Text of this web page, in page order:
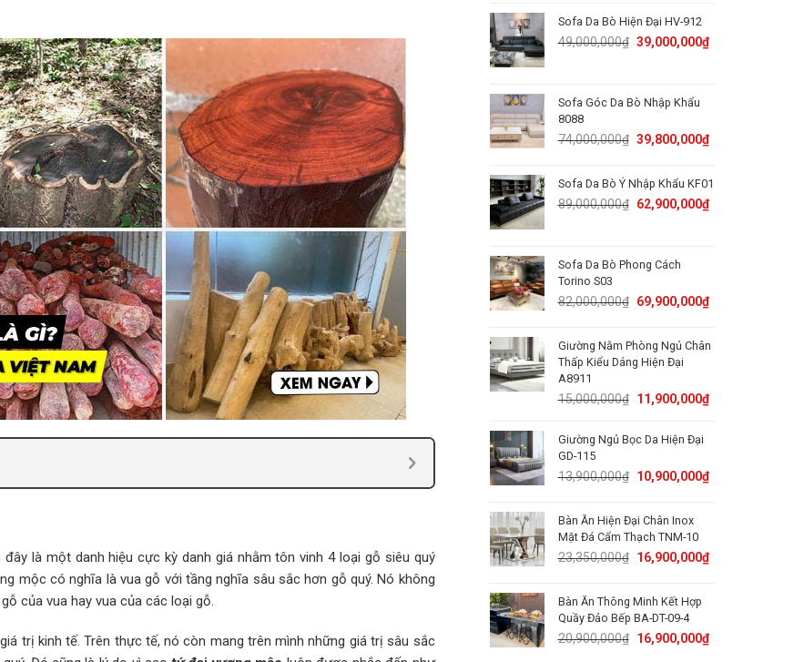
là một danh hiệu cực kỳ danh giá nhằm tôn vinh 4 loại gỗ siêu quý
mộc có nghĩa là vua gỗ với tầng nghĩa sâu sắc hơn gỗ quý. Nó không
của vua hay vua của các loại gỗ.
trị kinh tế. Trên thực tế, nó còn mang trên mình những giá trị sâu sắc
50,000,000₫.
Sofa Da Bò Hiện Đại HV-912
49,000,000₫ Original
49,000,000₫.
39,000,000₫Current
Sofa Góc Da Bò Nhập Khẩu
8088
74,000,000₫ Original
74,000,000₫.
39,800,000₫Current
39,800,000₫.
Sofa Da Bò Ý Nhập Khẩu KF01
89,000,000₫ Original
62,900,000₫Current
Sofa Da Bò Phong Cách
Torino S03
82,000,000₫ Original
82,000,000₫.
69,900,000₫Current
69,900,000₫.
Giường Nằm Phòng Ngủ Chân
Thấp Kiểu Dáng Hiện Đại
A8911
15,000,000₫ Original
was:
15,000,000₫.
11,900,000₫Current
Giường Ngủ Bọc Da Hiện Đại
GD-115
13,900,000₫ Original
13,900,000₫.
10,900,000₫Current
Bàn Ăn Hiện Đại Chân Inox
Mặt Đá Cẩm Thạch TNM-10
23,350,000₫ Original
23,350,000₫.
16,900,000₫Current
Bàn Ăn Thông Minh Kết Hợp
Quầy Đảo Bếp BA-DT-09-4
20,900,000₫ Original
16,900,000₫Current